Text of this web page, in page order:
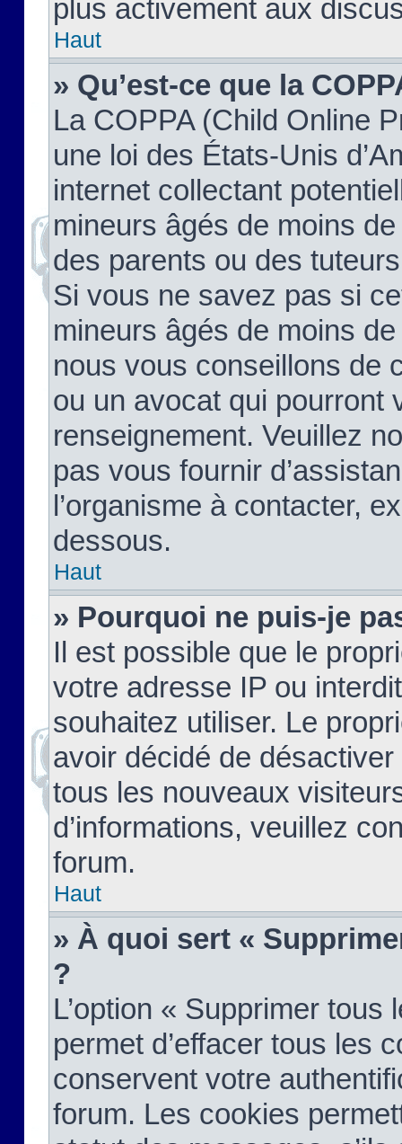
plus activement aux
Haut
» Qu’est-ce que la
La COPPA (Child Online
une loi des États-Unis
internet collectant
mineurs âgés de moins
des parents ou des
Si vous ne savez pas si
mineurs âgés de moins
nous vous conseillons de
ou un avocat qui pourront
renseignement. Veuillez
pas vous fournir
l’organisme à contacter,
dessous.
Haut
» Pourquoi ne puis-je
Il est possible que le
votre adresse IP ou
souhaitez utiliser. Le
avoir décidé de
tous les nouveaux
d’informations, veuillez
forum.
Haut
» À quoi sert «
?
L’option « Supprimer
permet d’effacer tous les
conservent votre
forum. Les cookies